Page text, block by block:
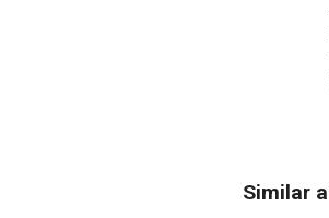
Similar